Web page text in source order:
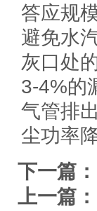
答应规
避免水
灰口处
3-4%的
气管排
尘功率
下一篇：
上一篇：